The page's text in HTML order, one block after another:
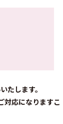
たします。
対応になりますこ